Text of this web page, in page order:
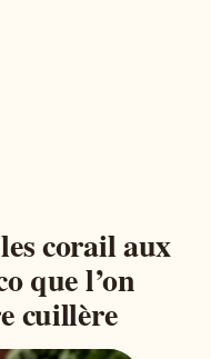
corail aux
que l’on
cuillère